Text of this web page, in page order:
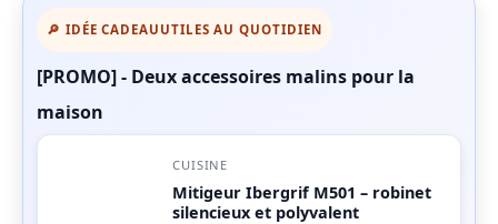
🔎 IDÉE CADEAU UTILES AU QUOTIDIEN
[PROMO] - Deux accessoires malins pour la
maison
CUISINE
Mitigeur Ibergrif M501 – robinet
silencieux et polyvalent